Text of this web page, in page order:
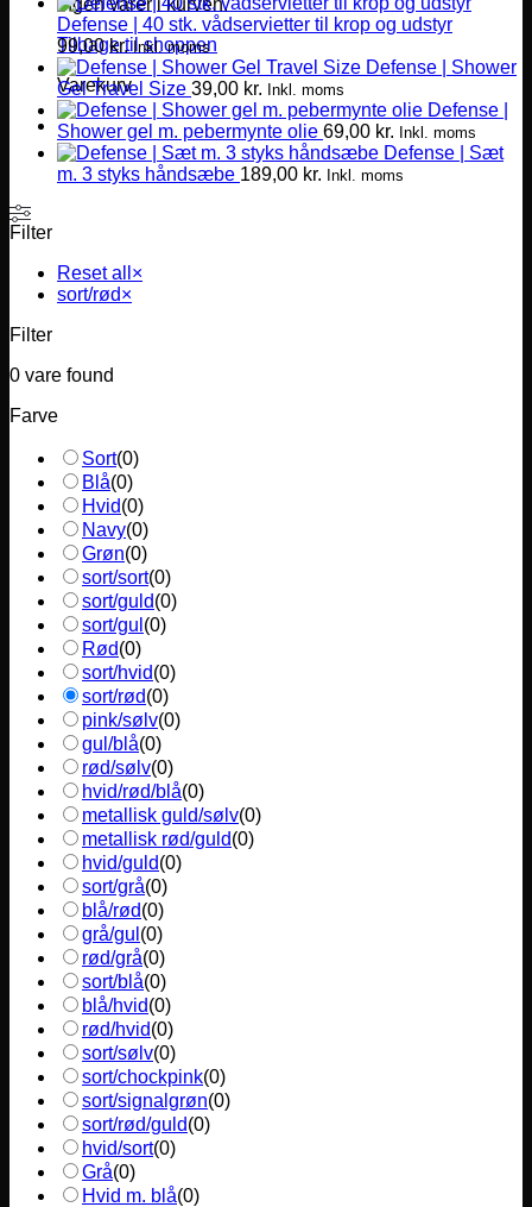
Ingen varer i kurven.
Tilbage til shoppen
Varekurv
Defense | 40 stk. vådservietter til krop og udstyr
99,00kr. Inkl. moms
Defense | Shower
Gel Travel Size 39,00 kr. Inkl. moms
Defense |
Shower gel m. pebermynte olie 69,00 kr. Inkl. moms
Defense | Sæt
m. 3 styks håndsæbe 189,00 kr. Inkl. moms
Filter
Reset all ×
sort/rød×
Filter
0 vare found
Farve
Sort(0)
Blå(0)
Hvid(0)
Navy(0)
Grøn(0)
sort/sort(0)
sort/guld(0)
sort/gul (0)
Rød(0)
sort/hvid(0)
sort/rød(0)
pink/sølv(0)
gul/blå(0)
rød/sølv(0)
hvid/rød/blå(0)
metallisk guld/sølv(0)
metallisk rød/guld(0)
hvid/guld(0)
sort/grå(0)
blå/rød(0)
grå/gul (0)
rød/grå(0)
sort/blå(0)
blå/hvid(0)
rød/hvid(0)
sort/sølv(0)
sort/chockpink(0)
sort/signalgrøn(0)
sort/rød/guld(0)
hvid/sort(0)
Grå(0)
Hvid m. blå(0)